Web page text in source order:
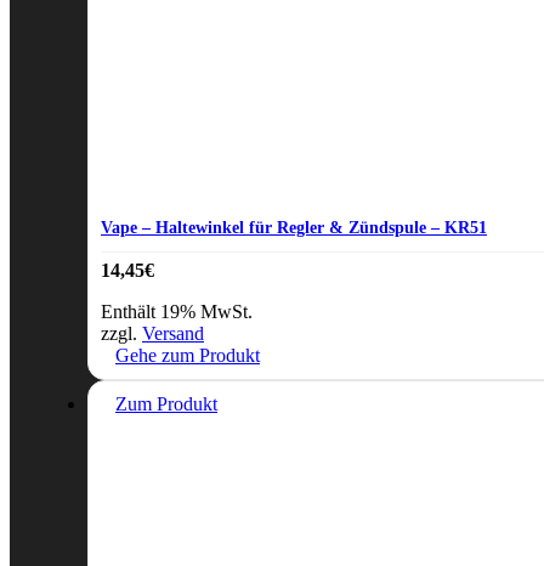
Vape – Haltewinkel für Regler & Zündspule – KR51
14,45€
Enthält 19% MwSt.
zzgl. Versand
Gehe zum Produkt
Zum Produkt